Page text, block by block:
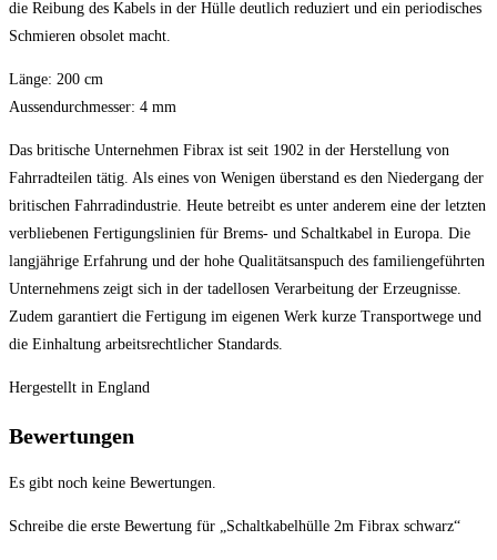
die Reibung des Kabels in der Hülle deutlich reduziert und ein periodisches
Schmieren obsolet macht.
Länge: 200 cm
Aussendurchmesser: 4 mm
Das britische Unternehmen Fibrax ist seit 1902 in der Herstellung von
Fahrradteilen tätig. Als eines von Wenigen überstand es den Niedergang der
britischen Fahrradindustrie. Heute betreibt es unter anderem eine der letzten
verbliebenen Fertigungslinien für Brems- und Schaltkabel in Europa. Die
langjährige Erfahrung und der hohe Qualitätsanspuch des familiengeführten
Unternehmens zeigt sich in der tadellosen Verarbeitung der Erzeugnisse.
Zudem garantiert die Fertigung im eigenen Werk kurze Transportwege und
die Einhaltung arbeitsrechtlicher Standards.
Hergestellt in England
Bewertungen
Es gibt noch keine Bewertungen.
Schreibe die erste Bewertung für „Schaltkabelhülle 2m Fibrax schwarz“